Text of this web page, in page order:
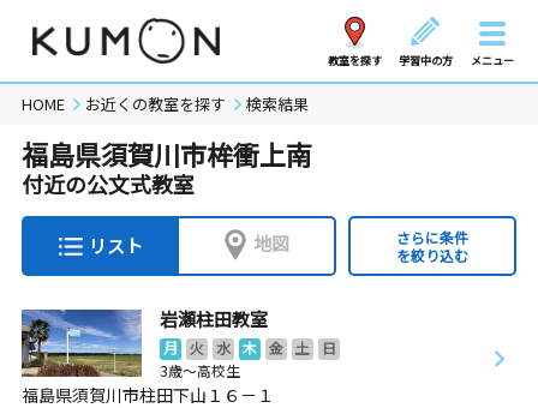
教室を探す 学習中の方 メニュー
HOME お近くの教室を探す 検索結果
福島県須賀川市桙衝上南
付近の公文式教室
リスト 地図
さらに条件
を絞り込む
岩瀬柱田教室
月 火 水 木 金 土
日
3歳～高校生
福島県須賀川市柱田下山１６－１